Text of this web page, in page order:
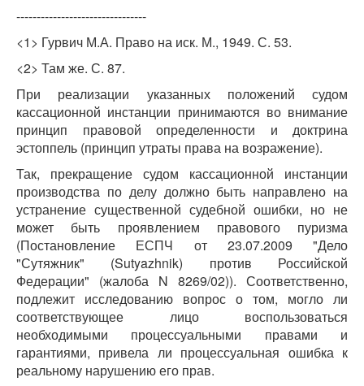
--------------------------------
<1> Гурвич М.А. Право на иск. М., 1949. С. 53.
<2> Там же. С. 87.
При реализации указанных положений судом
кассационной инстанции принимаются во внимание
принцип правовой определенности и доктрина
эстоппель (принцип утраты права на возражение).
Так, прекращение судом кассационной инстанции
производства по делу должно быть направлено на
устранение существенной судебной ошибки, но не
может быть проявлением правового пуризма
(Постановление ЕСПЧ от 23.07.2009 "Дело
"Сутяжник" (Sutyazhnik) против Российской
Федерации" (жалоба N 8269/02)). Соответственно,
подлежит исследованию вопрос о том, могло ли
соответствующее лицо воспользоваться
необходимыми процессуальными правами и
гарантиями, привела ли процессуальная ошибка к
реальному нарушению его прав.